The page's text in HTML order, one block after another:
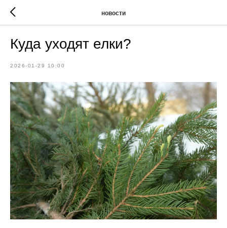
новости
Куда уходят елки?
2026-01-29 10:00